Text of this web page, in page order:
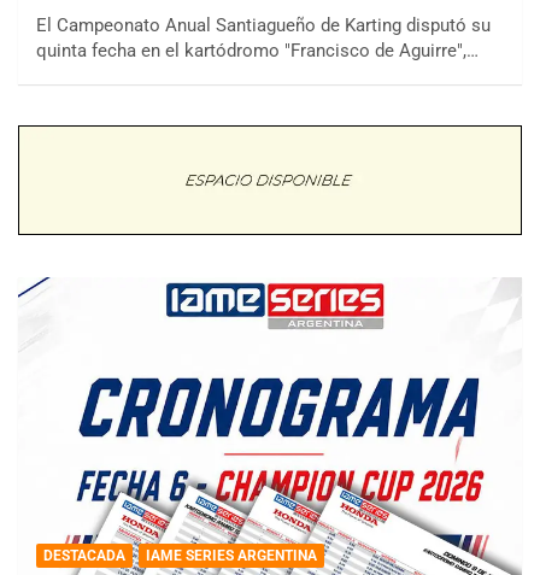
El Campeonato Anual Santiagueño de Karting disputó su
quinta fecha en el kartódromo "Francisco de Aguirre",…
DESTACADA IAME SERIES ARGENTINA